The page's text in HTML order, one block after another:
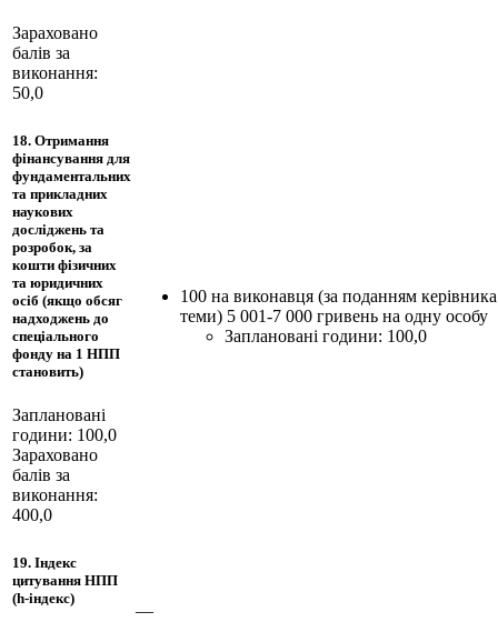
Зараховано
балів за
виконання:
50,0
18. Отримання
фінансування для
фундаментальних
та прикладних
наукових
досліджень та
розробок, за
кошти фізичних
та юридичних
осіб (якщо обсяг
надходжень до
спеціального
фонду на 1 НПП
становить)
Заплановані
години: 100,0
Зараховано
балів за
виконання:
400,0
100 на виконавця (за поданням керівника
теми) 5 001-7 000 гривень на одну особу
Заплановані години: 100,0
19. Індекс
цитування НПП
(h-індекс)
—